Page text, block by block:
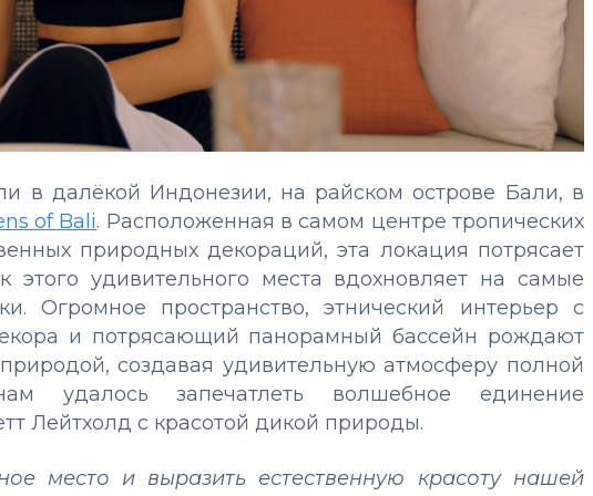
в далёкой Индонезии, на райском острове Бали, в
of Bali. Расположенная в самом центре тропических
природных декораций, эта локация потрясает
этого удивительного места вдохновляет на самые
Огромное пространство, этнический интерьер с
и потрясающий панорамный бассейн рождают
создавая удивительную атмосферу полной
удалось запечатлеть волшебное единение
Лейтхолд с красотой дикой природы.
место и выразить естественную красоту нашей